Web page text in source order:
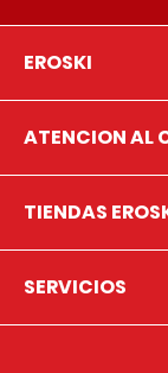
EROSKI
ATENCION AL
TIENDAS
SERVICIOS